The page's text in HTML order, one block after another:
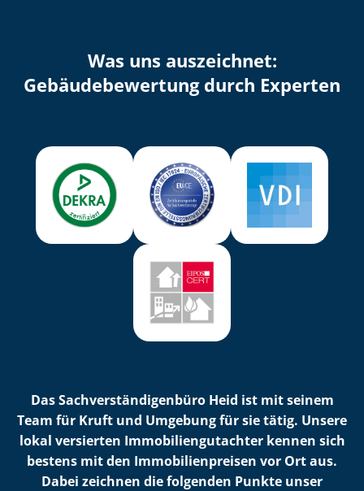
Was uns auszeichnet:
Ge­bäu­de­be­wer­tung durch Experten
Das Sach­ver­stän­di­gen­bü­ro Heid ist mit seinem
Team für Kruft und Umgebung für sie tätig. Unsere
lokal versierten Im­mo­bi­li­en­gut­ach­ter kennen sich
bestens mit den Im­mo­bi­li­en­prei­sen vor Ort aus.
Dabei zeichnen die folgenden Punkte unser